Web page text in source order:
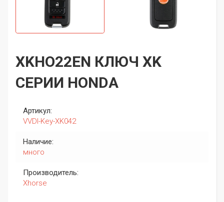
XKHO22EN КЛЮЧ XK
СЕРИИ HONDA
Артикул:
VVDI-Key-XK042
Наличие:
много
Производитель:
Xhorse